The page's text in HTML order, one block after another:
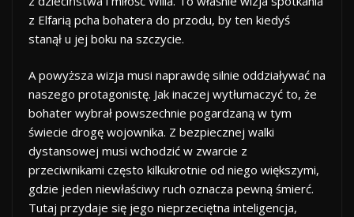
z Elfarią pcha bohatera do przodu, by ten kiedyś
stanął u jej boku na szczycie.
A powyższa wizja musi naprawdę silnie oddziaływać na
naszego protagonistę. Jak inaczej wytłumaczyć to, że
bohater wybrał powszechnie pogardzaną w tym
świecie drogę wojownika. Z bezpiecznej walki
dystansowej musi wchodzić w zwarcie z
przeciwnikami często kilkukrotnie od niego większymi,
gdzie jeden niewłaściwy ruch oznacza pewną śmierć.
Tutaj przydaje się jego nieprzeciętna inteligencja,